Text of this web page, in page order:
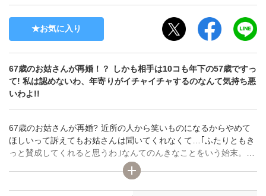
お気に入り
67歳のお姑さんが再婚！？ しかも相手は10コも年下の57歳ですっ
て! 私は認めないわ、年寄りがイチャイチャするのなんて気持ち悪
いわよ!!
67歳のお姑さんが再婚? 近所の人から笑いものになるからやめて
ほしいって訴えてもお姑さんは聞いてくれなくて…｢ふたりともき
っと賛成してくれると思うわ｣なんてのんきなことをいう始末。私
は認めないわ、信じらんない、67にもなって再婚、しかも相手は1
0コも年下の57歳ですって! 年寄りがイチャイチャするのなんて気
持ち悪いわよ!!